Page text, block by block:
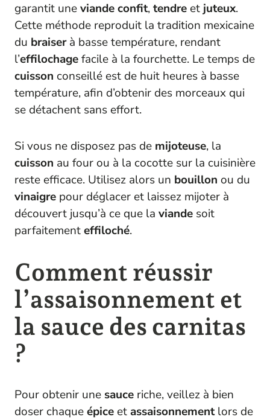
garantit uneviandeconfit,tendre et juteux.
Cette méthode reproduit la tradition mexicaine
du braiserà basse température, rendant
l’effilochagefacile à la fourchette. Le temps de
cuisson conseillé est de huit heures à basse
température, afin d’obtenir des morceaux qui
se détachent sans effort.
Si vous ne disposez pas de mijoteuse, la
cuisson au four ou à la cocotte sur la cuisinière
reste efficace. Utilisez alors un bouillon ou du
vinaigre pour déglacer et laissez mijoter à
découvert jusqu’à ce que la viande soit
parfaitementeffiloché.
Comment réussir
l’assaisonnement et
la sauce des carnitas
?
Pour obtenir une sauce riche, veillez à bien
doser chaqueépice etassaisonnementlors de